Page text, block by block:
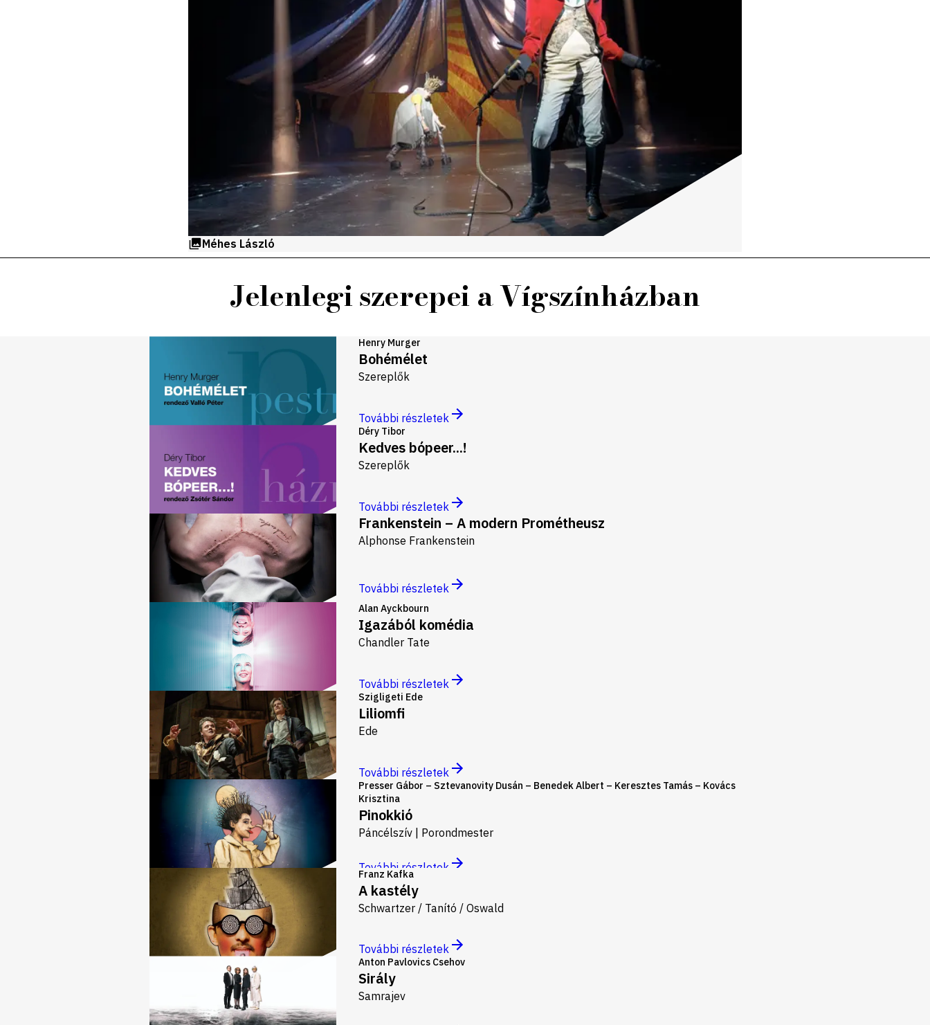
Méhes László
Jelenlegi szerepei a Vígszínházban
Henry Murger
Bohémélet
Szereplők
További részletek
Déry Tibor
Kedves bópeer...!
Szereplők
További részletek
Frankenstein – A modern Prométheusz
Alphonse Frankenstein
További részletek
Alan Ayckbourn
Igazából komédia
Chandler Tate
További részletek
Szigligeti Ede
Liliomfi
Ede
További részletek
Presser Gábor – Sztevanovity Dusán – Benedek Albert – Keresztes Tamás – Kovács
Krisztina
Pinokkió
Páncélszív | Porondmester
További részletek
Franz Kafka
A kastély
Schwartzer / Tanító / Oswald
További részletek
Anton Pavlovics Csehov
Sirály
Samrajev